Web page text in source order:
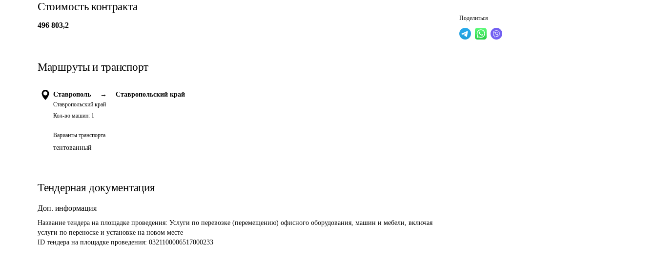
Поделиться
Стоимость контракта
496 803,2
Маршруты и транспорт
Ставрополь →
Ставропольский край
Ставропольский край
Кол-во машин: 1
Варианты транспорта
тентованный
Тендерная документация
Доп. информация
Название тендера на площадке проведения: Услуги по перевозке (перемещению) офисного оборудования, машин и мебели, включая
услуги по переноске и установке на новом месте
ID тендера на площадке проведения: 0321100006517000233